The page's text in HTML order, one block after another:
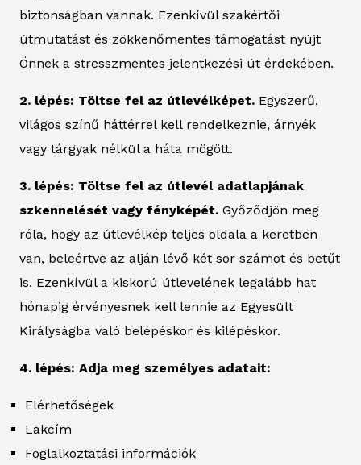
biztonságban vannak. Ezenkívül szakértői
útmutatást és zökkenőmentes támogatást nyújt
Önnek a stresszmentes jelentkezési út érdekében.
2. lépés: Töltse fel az útlevélképet. Egyszerű,
világos színű háttérrel kell rendelkeznie, árnyék
vagy tárgyak nélkül a háta mögött.
3. lépés: Töltse fel az útlevél adatlapjának
szkennelését vagy fényképét. Győződjön meg
róla, hogy az útlevélkép teljes oldala a keretben
van, beleértve az alján lévő két sor számot és betűt
is. Ezenkívül a kiskorú útlevelének legalább hat
hónapig érvényesnek kell lennie az Egyesült
Királyságba való belépéskor és kilépéskor.
4. lépés: Adja meg személyes adatait:
Elérhetőségek
Lakcím
Foglalkoztatási információk